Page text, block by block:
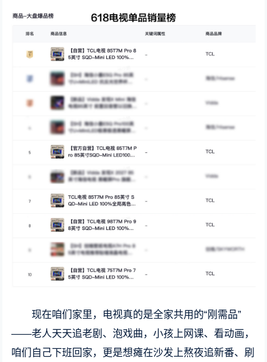
现在咱们家里，电视真的是全家共用的“刚需品”
——老人天天追老剧、泡戏曲，小孩上网课、看动画，
咱们自己下班回家，更是想瘫在沙发上熬夜追新番、刷